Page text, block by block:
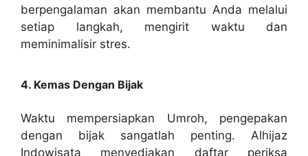
berpengalaman akan membantu Anda melalui
setiap langkah, mengirit waktu dan
meminimalisir stres.
4. Kemas Dengan Bijak
Waktu mempersiapkan Umroh, pengepakan
dengan bijak sangatlah penting. Alhijaz
Indowisata menyediakan daftar periksa